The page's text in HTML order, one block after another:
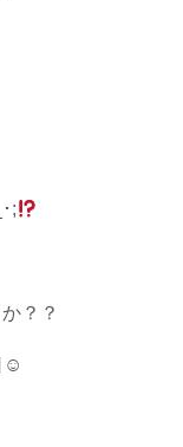
;
？？
☺︎